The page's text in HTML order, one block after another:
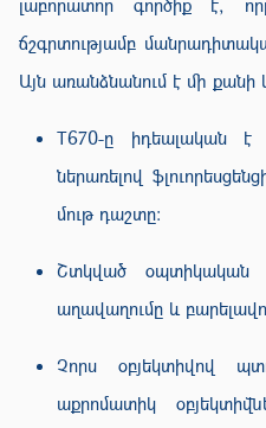
լաբորատոր գործիք է,
ճշգրտությամբ
Այն առանձնանում է մի քանի
T670-ը իդեալական է
ներառելով
մութ դաշտը։
Շտկված օպտիկական
աղավաղումը և
Չորս օբյեկտիվով
աքրոմատիկ